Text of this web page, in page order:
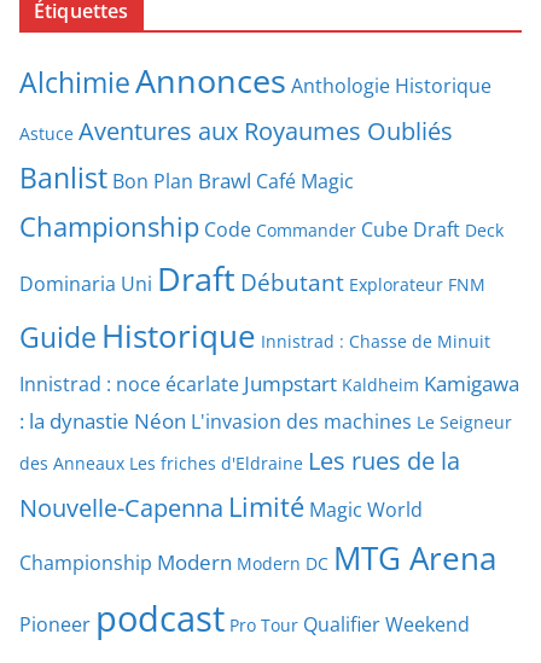
Étiquettes
AlchimieAnnonces Anthologie Historique
Astuce Aventures aux Royaumes Oubliés
Banlist Bon Plan Brawl Café Magic
Championship Code Commander Cube Draft Deck
Dominaria Uni Draft Débutant Explorateur FNM
Guide Historique Innistrad : Chasse de Minuit
Innistrad : noce écarlate Jumpstart Kaldheim Kamigawa
: la dynastie Néon L'invasion des machines Le Seigneur
des Anneaux Les friches d'Eldraine Les rues de la
Nouvelle-Capenna Limité Magic World
Championship Modern Modern DC MTG Arena
Pioneer podcast Pro Tour Qualifier Weekend